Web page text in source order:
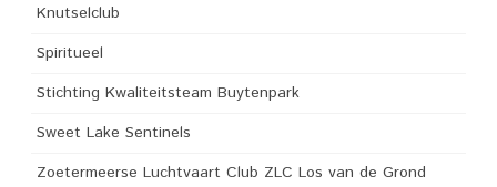
Knutselclub
Spiritueel
Stichting Kwaliteitsteam Buytenpark
Sweet Lake Sentinels
Zoetermeerse Luchtvaart Club ZLC Los van de Grond